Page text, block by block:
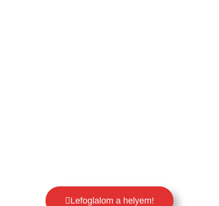
Lefoglalom a helyem!